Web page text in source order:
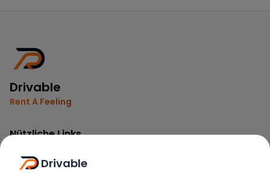
Drivable
Rent A Feeling
Nützliche Links
Vermieter werden
FAQ
Drivable